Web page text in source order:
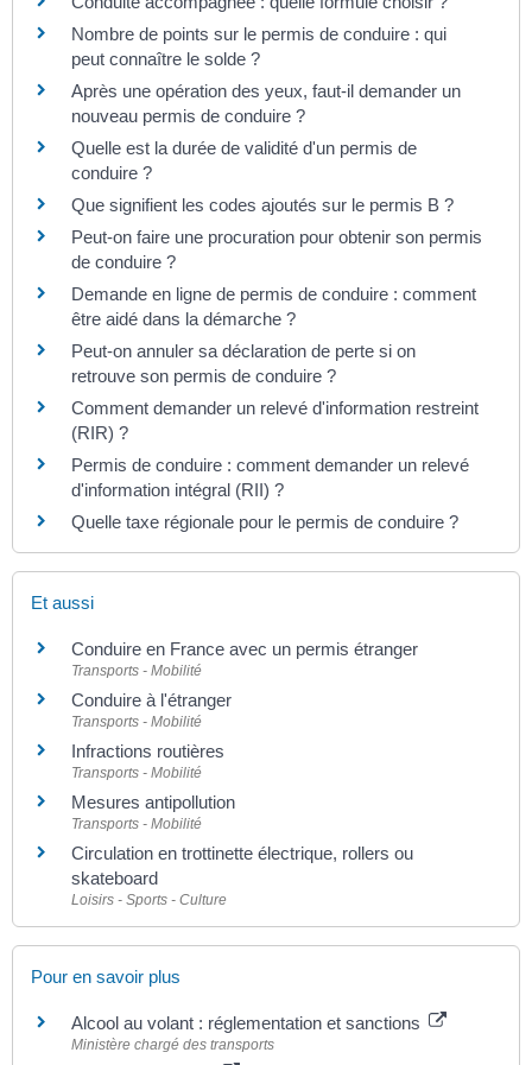
Nombre de points sur le permis de conduire : qui
peut connaître le solde ?
Après une opération des yeux, faut-il demander un
nouveau permis de conduire ?
Quelle est la durée de validité d'un permis de
conduire ?
Que signifient les codes ajoutés sur le permis B ?
Peut-on faire une procuration pour obtenir son permis
de conduire ?
Demande en ligne de permis de conduire : comment
être aidé dans la démarche ?
Peut-on annuler sa déclaration de perte si on
retrouve son permis de conduire ?
Comment demander un relevé d'information restreint
(RIR) ?
Permis de conduire : comment demander un relevé
d'information intégral (RII) ?
Quelle taxe régionale pour le permis de conduire ?
Et aussi
Conduire en France avec un permis étranger
Transports - Mobilité
Conduire à l'étranger
Transports - Mobilité
Infractions routières
Transports - Mobilité
Mesures antipollution
Transports - Mobilité
Circulation en trottinette électrique, rollers ou
skateboard
Loisirs - Sports - Culture
Pour en savoir plus
Alcool au volant : réglementation et sanctions
Ministère chargé des transports